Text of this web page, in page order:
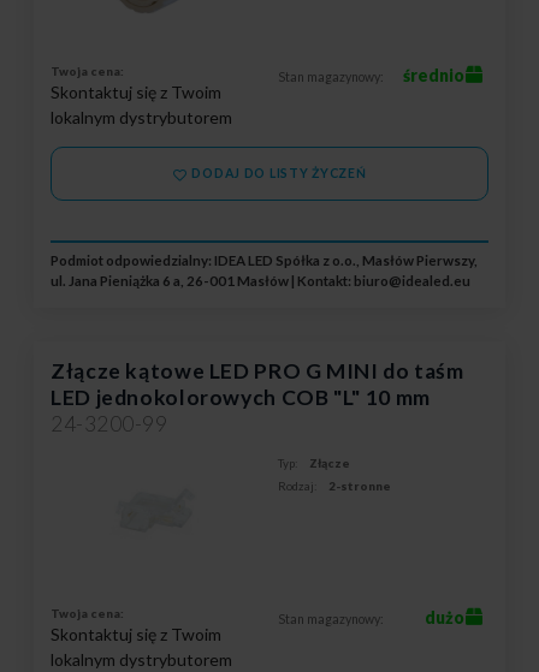
Twoja cena:
Skontaktuj się z Twoim
lokalnym dystrybutorem
Stan magazynowy: średnio
DODAJ DO LISTY ŻYCZEŃ
Podmiot odpowiedzialny: IDEA LED Spółka z o.o., Masłów Pierwszy,
ul. Jana Pieniążka 6 a, 26-001 Masłów | Kontakt: biuro@idealed.eu
Złącze kątowe LED PRO G MINI do taśm
LED jednokolorowych COB "L" 10 mm
24-3200-99
Typ:
Złącze
Rodzaj:
2-stronne
Twoja cena:
Skontaktuj się z Twoim
lokalnym dystrybutorem
Stan magazynowy: dużo